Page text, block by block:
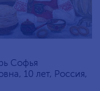
Софья
10 лет, Россия,